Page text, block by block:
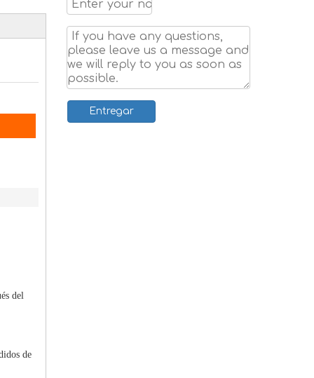
del
de
Entregar